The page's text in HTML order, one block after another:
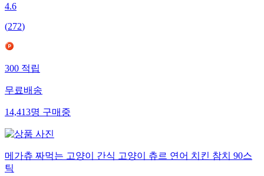
4.6
(272)
300적립
무료배송
14,413명구매중
메가츄 짜먹는 고양이 간식 고양이 츄르 연어 치킨 참치 90스
틱